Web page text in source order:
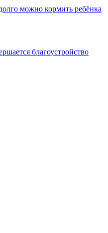
можно кормить ребёнка
благоустройство